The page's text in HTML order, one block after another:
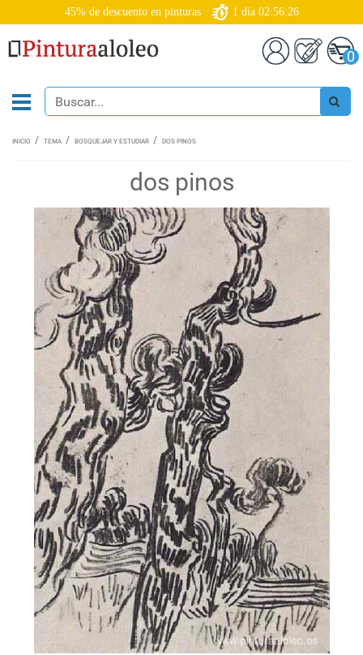
45% de descuento en pinturas 1 día 02:56:25
0
INICIO TEMA BOSQUEJAR Y ESTUDIAR DOS PINOS
dos pinos